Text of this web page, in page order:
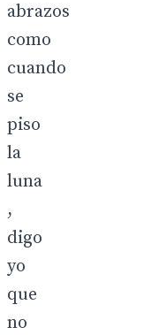
abrazos
como
cuando
se
piso
la
luna
,
digo
yo
que
no